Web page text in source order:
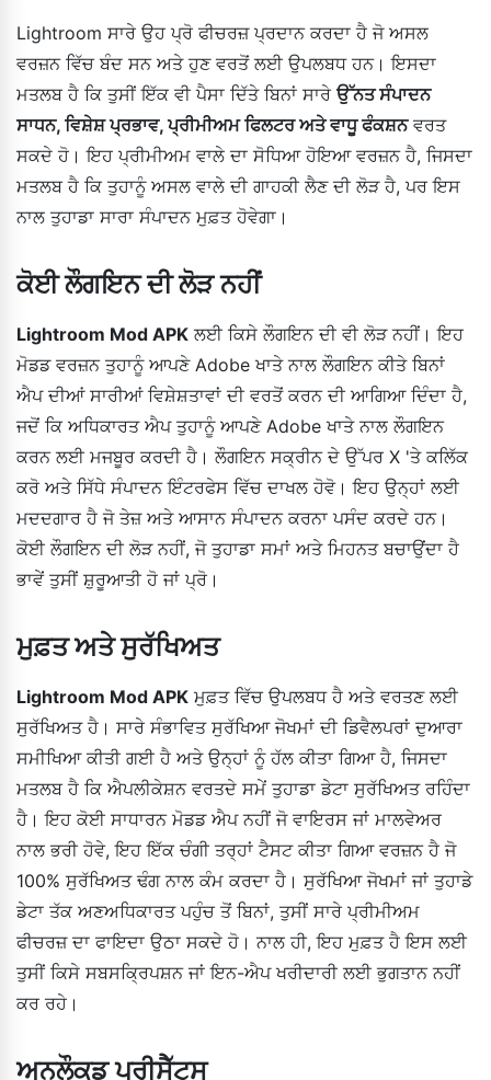
Lightroom ਸਾਰੇ ਉਹ ਪ੍ਰੋ ਫੀਚਰਜ਼ ਪ੍ਰਦਾਨ ਕਰਦਾ ਹੈ ਜੋ ਅਸਲ
ਵਰਜ਼ਨ ਵਿੱਚ ਬੰਦ ਸਨ ਅਤੇ ਹੁਣ ਵਰਤੋਂ ਲਈ ਉਪਲਬਧ ਹਨ। ਇਸਦਾ
ਮਤਲਬ ਹੈ ਕਿ ਤੁਸੀਂ ਇੱਕ ਵੀ ਪੈਸਾ ਦਿੱਤੇ ਬਿਨਾਂ ਸਾਰੇ ਉੱਨਤ ਸੰਪਾਦਨ
ਸਾਧਨ, ਵਿਸ਼ੇਸ਼ ਪ੍ਰਭਾਵ, ਪ੍ਰੀਮੀਅਮ ਫਿਲਟਰ ਅਤੇ ਵਾਧੂ ਫੰਕਸ਼ਨਵਰਤ
ਸਕਦੇ ਹੋ। ਇਹ ਪ੍ਰੀਮੀਅਮ ਵਾਲੇ ਦਾ ਸੋਧਿਆ ਹੋਇਆ ਵਰਜ਼ਨ ਹੈ, ਜਿਸਦਾ
ਮਤਲਬ ਹੈ ਕਿ ਤੁਹਾਨੂੰ ਅਸਲ ਵਾਲੇ ਦੀ ਗਾਹਕੀ ਲੈਣ ਦੀ ਲੋੜ ਹੈ, ਪਰ ਇਸ
ਨਾਲ ਤੁਹਾਡਾ ਸਾਰਾ ਸੰਪਾਦਨ ਮੁਫ਼ਤ ਹੋਵੇਗਾ।
ਕੋਈ ਲੌਗਇਨ ਦੀ ਲੋੜ ਨਹੀਂ
Lightroom Mod APK ਲਈ ਕਿਸੇ ਲੌਗਇਨ ਦੀ ਵੀ ਲੋੜ ਨਹੀਂ। ਇਹ
ਮੋਡਡ ਵਰਜ਼ਨ ਤੁਹਾਨੂੰ ਆਪਣੇ Adobe ਖਾਤੇ ਨਾਲ ਲੌਗਇਨ ਕੀਤੇ ਬਿਨਾਂ
ਐਪ ਦੀਆਂ ਸਾਰੀਆਂ ਵਿਸ਼ੇਸ਼ਤਾਵਾਂ ਦੀ ਵਰਤੋਂ ਕਰਨ ਦੀ ਆਗਿਆ ਦਿੰਦਾ ਹੈ,
ਜਦੋਂ ਕਿ ਅਧਿਕਾਰਤ ਐਪ ਤੁਹਾਨੂੰ ਆਪਣੇ Adobe ਖਾਤੇ ਨਾਲ ਲੌਗਇਨ
ਕਰਨ ਲਈ ਮਜਬੂਰ ਕਰਦੀ ਹੈ। ਲੌਗਇਨ ਸਕ੍ਰੀਨ ਦੇ ਉੱਪਰ X 'ਤੇ ਕਲਿੱਕ
ਕਰੋ ਅਤੇ ਸਿੱਧੇ ਸੰਪਾਦਨ ਇੰਟਰਫੇਸ ਵਿੱਚ ਦਾਖਲ ਹੋਵੋ। ਇਹ ਉਨ੍ਹਾਂ ਲਈ
ਮਦਦਗਾਰ ਹੈ ਜੋ ਤੇਜ਼ ਅਤੇ ਆਸਾਨ ਸੰਪਾਦਨ ਕਰਨਾ ਪਸੰਦ ਕਰਦੇ ਹਨ।
ਕੋਈ ਲੌਗਇਨ ਦੀ ਲੋੜ ਨਹੀਂ, ਜੋ ਤੁਹਾਡਾ ਸਮਾਂ ਅਤੇ ਮਿਹਨਤ ਬਚਾਉਂਦਾ ਹੈ
ਭਾਵੇਂ ਤੁਸੀਂ ਸ਼ੁਰੂਆਤੀ ਹੋ ਜਾਂ ਪ੍ਰੋ।
ਮੁਫ਼ਤ ਅਤੇ ਸੁਰੱਖਿਅਤ
Lightroom Mod APK ਮੁਫ਼ਤ ਵਿੱਚ ਉਪਲਬਧ ਹੈ ਅਤੇ ਵਰਤਣ ਲਈ
ਸੁਰੱਖਿਅਤ ਹੈ। ਸਾਰੇ ਸੰਭਾਵਿਤ ਸੁਰੱਖਿਆ ਜੋਖਮਾਂ ਦੀ ਡਿਵੈਲਪਰਾਂ ਦੁਆਰਾ
ਸਮੀਖਿਆ ਕੀਤੀ ਗਈ ਹੈ ਅਤੇ ਉਨ੍ਹਾਂ ਨੂੰ ਹੱਲ ਕੀਤਾ ਗਿਆ ਹੈ, ਜਿਸਦਾ
ਮਤਲਬ ਹੈ ਕਿ ਐਪਲੀਕੇਸ਼ਨ ਵਰਤਦੇ ਸਮੇਂ ਤੁਹਾਡਾ ਡੇਟਾ ਸੁਰੱਖਿਅਤ ਰਹਿੰਦਾ
ਹੈ। ਇਹ ਕੋਈ ਸਾਧਾਰਨ ਮੋਡਡ ਐਪ ਨਹੀਂ ਜੋ ਵਾਇਰਸ ਜਾਂ ਮਾਲਵੇਅਰ
ਨਾਲ ਭਰੀ ਹੋਵੇ, ਇਹ ਇੱਕ ਚੰਗੀ ਤਰ੍ਹਾਂ ਟੈਸਟ ਕੀਤਾ ਗਿਆ ਵਰਜ਼ਨ ਹੈ ਜੋ
100% ਸੁਰੱਖਿਅਤ ਢੰਗ ਨਾਲ ਕੰਮ ਕਰਦਾ ਹੈ। ਸੁਰੱਖਿਆ ਜੋਖਮਾਂ ਜਾਂ ਤੁਹਾਡੇ
ਡੇਟਾ ਤੱਕ ਅਣਅਧਿਕਾਰਤ ਪਹੁੰਚ ਤੋਂ ਬਿਨਾਂ, ਤੁਸੀਂ ਸਾਰੇ ਪ੍ਰੀਮੀਅਮ
ਫੀਚਰਜ਼ ਦਾ ਫਾਇਦਾ ਉਠਾ ਸਕਦੇ ਹੋ। ਨਾਲ ਹੀ, ਇਹ ਮੁਫ਼ਤ ਹੈ ਇਸ ਲਈ
ਤੁਸੀਂ ਕਿਸੇ ਸਬਸਕ੍ਰਿਪਸ਼ਨ ਜਾਂ ਇਨ-ਐਪ ਖਰੀਦਾਰੀ ਲਈ ਭੁਗਤਾਨ ਨਹੀਂ
ਕਰ ਰਹੇ।
ਅਨਲੌਕਡ ਪ੍ਰੀਸੈੱਟਸ